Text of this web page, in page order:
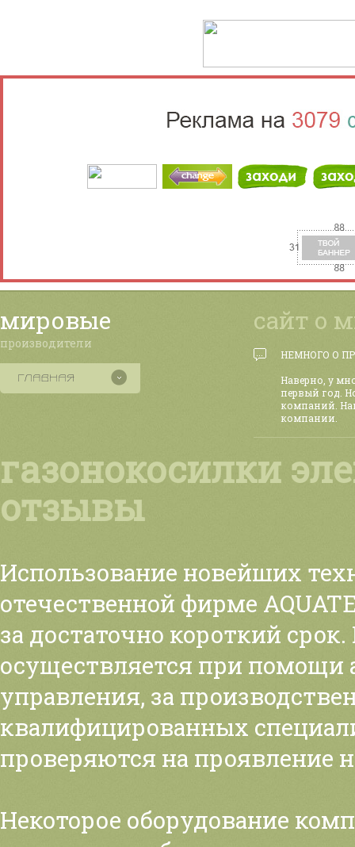
мировые
производители
сайт о
НЕМНОГО О
Наверно, у
первый год.
компаний.
компании.
газонокосилки
отзывы
Использование новейших
отечественной фирме
за достаточно короткий
осуществляется при помощи
управления, за
квалифицированных
проверяются на проявление
Некоторое оборудование